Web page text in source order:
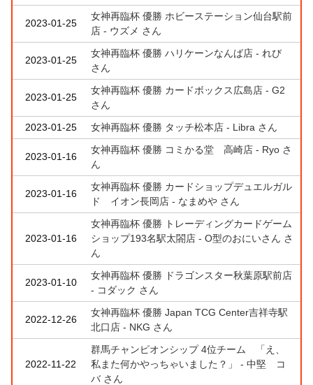
2023-01-25
女神再臨杯 優勝 ホビーステーション仙台駅前
店 - ウズメ さん
2023-01-25
女神再臨杯 優勝 ハリケーンなんば店 - れび
さん
2023-01-25
女神再臨杯 優勝 カードボックス広島店 - G2
さん
2023-01-25
女神再臨杯 優勝 タッチ松本店 - Libra さん
2023-01-16
女神再臨杯 優勝 コミかる堂 高崎店 - Ryo さ
ん
2023-01-16
女神再臨杯 優勝 カードショップデュエルガル
ド イオン長岡店 - なまめや さん
2023-01-16
女神再臨杯 優勝 トレーディングカードゲーム
ショップ193名駅太閤店 - O型のおにいさん さ
ん
2023-01-10
女神再臨杯 優勝 ドラゴンスター秋葉原駅前店
- コダック さん
2022-12-26
女神再臨杯 優勝 Japan TCG Center吉祥寺駅
北口店 - NKG さん
2022-11-22
群馬チャンピオンシップ 4位チーム 「え、
私また何かやっちゃいました？」 - 中堅 コ
バ さん